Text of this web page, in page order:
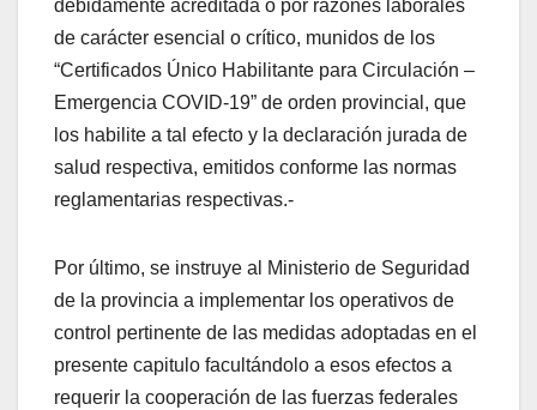
debidamente acreditada o por razones laborales
de carácter esencial o crítico, munidos de los
“Certificados Único Habilitante para Circulación –
Emergencia COVID-19” de orden provincial, que
los habilite a tal efecto y la declaración jurada de
salud respectiva, emitidos conforme las normas
reglamentarias respectivas.-
Por último, se instruye al Ministerio de Seguridad
de la provincia a implementar los operativos de
control pertinente de las medidas adoptadas en el
presente capitulo facultándolo a esos efectos a
requerir la cooperación de las fuerzas federales